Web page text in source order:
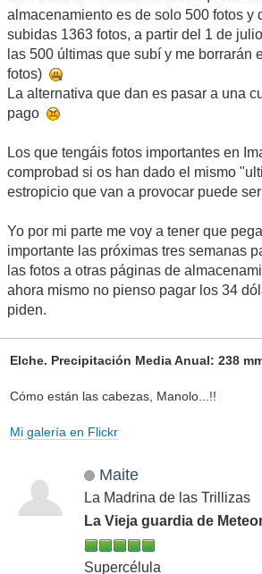
almacenamiento es de solo 500 fotos y
subidas 1363 fotos, a partir del 1 de
las 500 últimas que subí y me borrarán
fotos)
La alternativa que dan es pasar a una
pago
Los que tengáis fotos importantes en
comprobad si os han dado el mismo
estropicio que van a provocar puede
Yo por mi parte me voy a tener que
importante las próximas tres semanas
las fotos a otras páginas de
ahora mismo no pienso pagar los 34
piden.
Elche. Precipitación Media Anual: 238
Cómo están las cabezas, Manolo...!!
Mi galería en Flickr
Maite
La Madrina de las Trillizas
La Vieja guardia de
Supercélula